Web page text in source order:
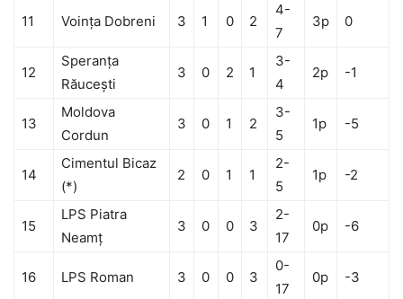
11 Voinţa Dobreni 3 1 0 2
4-
7
3p 0
12
Speranţa
Răuceşti
3 0 2 1
3-
4
2p -1
13
Moldova
Cordun
3 0 1 2
3-
5
1p -5
14
Cimentul Bicaz
(*)
2 0 1 1
2-
5
1p -2
15
LPS Piatra
Neamţ
3 0 0 3
2-
17
0p -6
16 LPS Roman 3 0 0 3
0-
17
0p -3